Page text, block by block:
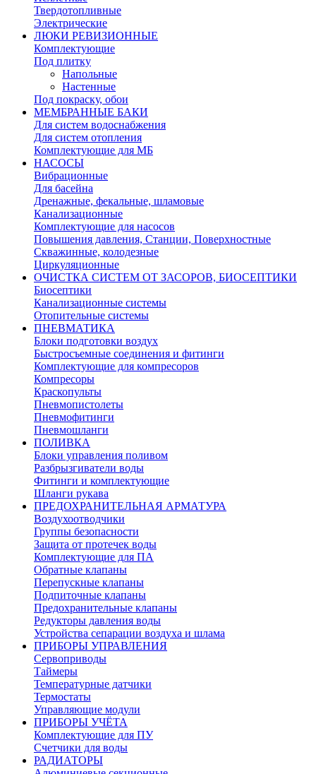
Твердотопливные
Электрические
ЛЮКИ РЕВИЗИОННЫЕ
Комплектующие
Под плитку
Напольные
Настенные
Под покраску, обои
МЕМБРАННЫЕ БАКИ
Для систем водоснабжения
Для систем отопления
Комплектующие для МБ
НАСОСЫ
Вибрационные
Для басейна
Дренажные, фекальные, шламовые
Канализационные
Комплектующие для насосов
Повышения давления, Станции, Поверхностные
Скважинные, колодезные
Циркуляционные
ОЧИСТКА СИСТЕМ ОТ ЗАСОРОВ, БИОСЕПТИКИ
Биосептики
Канализационные системы
Отопительные системы
ПНЕВМАТИКА
Блоки подготовки воздух
Быстросъемные соединения и фитинги
Комплектующие для компресоров
Компресоры
Краскопульты
Пневмопистолеты
Пневмофитинги
Пневмошланги
ПОЛИВКА
Блоки управления поливом
Разбрызгиватели воды
Фитинги и комплектующие
Шланги рукава
ПРЕДОХРАНИТЕЛЬНАЯ АРМАТУРА
Воздухоотводчики
Группы безопасности
Защита от протечек воды
Комплектующие для ПА
Обратные клапаны
Перепускные клапаны
Подпиточные клапаны
Предохранительные клапаны
Редукторы давления воды
Устройства сепарации воздуха и шлама
ПРИБОРЫ УПРАВЛЕНИЯ
Сервоприводы
Таймеры
Температурные датчики
Термостаты
Управляющие модули
ПРИБОРЫ УЧЁТА
Комплектующие для ПУ
Счетчики для воды
РАДИАТОРЫ